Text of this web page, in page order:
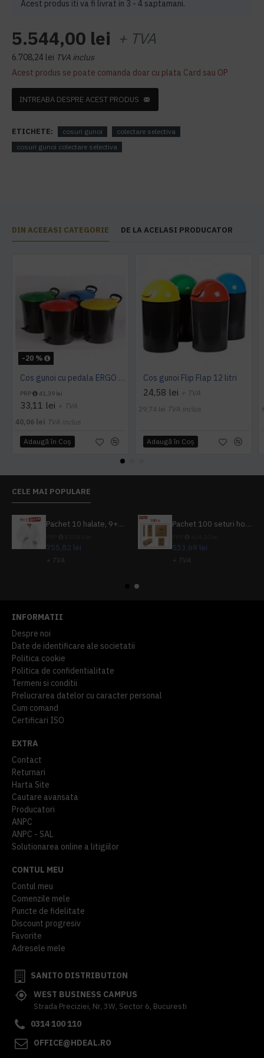
Acest produs iti va fi livrat in 3 - 4 saptamani.
5.544,00 lei + TVA
6.708,24 lei TVA inclus
Acest produs se poate comanda doar cu plata Card sau OP
INTREABA DESPRE ACEST PRODUS
ETICHETE: cosuri gunoi
colectare selectiva
cosuri gunoi colectare selectiva
DIN ACEEASI CATEGORIE DE LA ACELASI PRODUCATOR
-20 %
Cos gunoi cu pedala ERGO - 10 litri
PRP 41,39 lei
33,11 lei + TVA
40,06 lei TVA inclus
Adaugă în Coş
Cos gunoi Flip Flap 12 litri
24,58 lei + TVA
29,74 lei TVA inclus
Adaugă în Coş
CELE MAI POPULARE
Pachet 10 halate, 9+1 gratuit
755,82 lei
+ TVA
Pachet 100 seturi hoteliere, set dentar, set barbierit, casca de dus, pila unghii, set cusut
533,69 lei
+ TVA
INFORMATII
Despre noi
Date de identificare ale societatii
Politica cookie
Politica de confidentialitate
Termeni si conditii
Prelucrarea datelor cu caracter personal
Cum comand
Certificari ISO
EXTRA
Contact
Returnari
Harta Site
Cautare avansata
Producatori
ANPC
ANPC - SAL
Solutionarea online a litigiilor
CONTUL MEU
Contul meu
Comenzile mele
Puncte de fidelitate
Discount progresiv
Favorite
Adresele mele
SANITO DISTRIBUTION
WEST BUSINESS CAMPUS
Strada Preciziei, Nr, 3W, Sector 6, Bucuresti
0314 100 110
OFFICE@HDEAL.RO